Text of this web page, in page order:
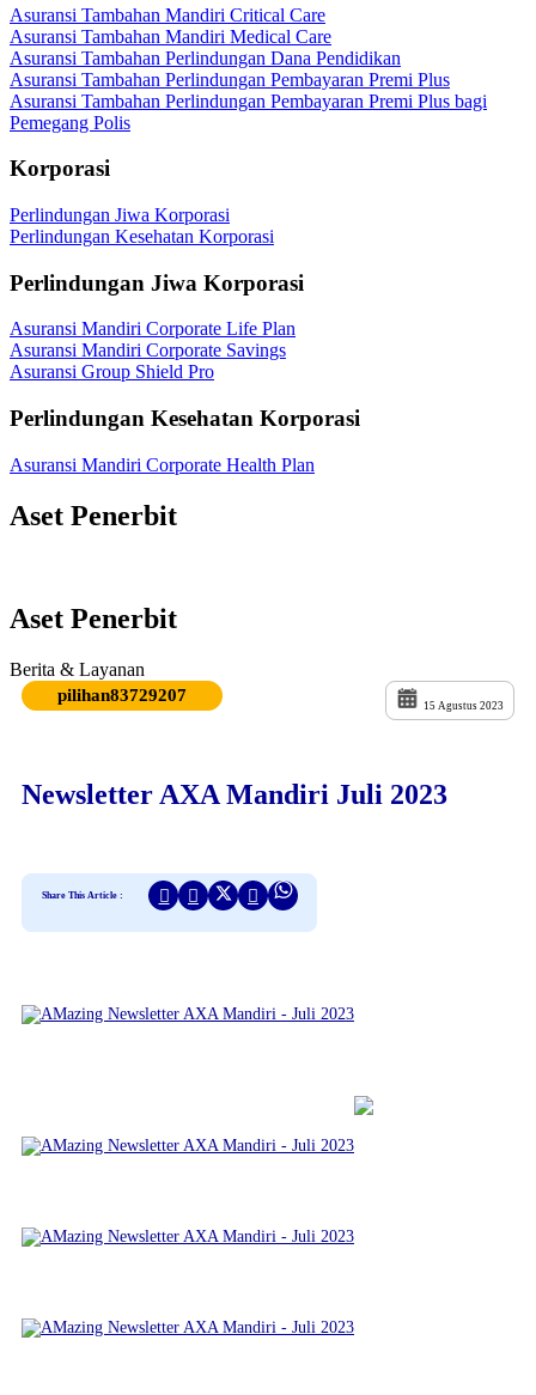
Asuransi Tambahan Mandiri Critical Care
Asuransi Tambahan Mandiri Medical Care
Asuransi Tambahan Perlindungan Dana Pendidikan
Asuransi Tambahan Perlindungan Pembayaran Premi Plus
Asuransi Tambahan Perlindungan Pembayaran Premi Plus bagi
Pemegang Polis
Korporasi
Perlindungan Jiwa Korporasi
Perlindungan Kesehatan Korporasi
Perlindungan Jiwa Korporasi
Asuransi Mandiri Corporate Life Plan
Asuransi Mandiri Corporate Savings
Asuransi Group Shield Pro
Perlindungan Kesehatan Korporasi
Asuransi Mandiri Corporate Health Plan
Aset Penerbit
Aset Penerbit
Berita & Layanan
pilihan83729207
15 Agustus 2023
Newsletter AXA Mandiri Juli 2023
Share This Article :